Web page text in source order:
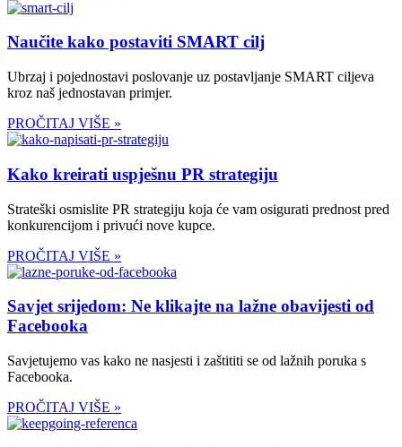
Naučite kako postaviti SMART cilj
Ubrzaj i pojednostavi poslovanje uz postavljanje SMART ciljeva
kroz naš jednostavan primjer.
PROČITAJ VIŠE »
Kako kreirati uspješnu PR strategiju
Strateški osmislite PR strategiju koja će vam osigurati prednost pred
konkurencijom i privući nove kupce.
PROČITAJ VIŠE »
Savjet srijedom: Ne klikajte na lažne obavijesti od
Facebooka
Savjetujemo vas kako ne nasjesti i zaštititi se od lažnih poruka s
Facebooka.
PROČITAJ VIŠE »